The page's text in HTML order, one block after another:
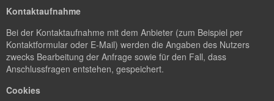
Kontaktaufnahme
Bei der Kontaktaufnahme mit dem Anbieter (zum Beispiel per
Kontaktformular oder E-Mail) werden die Angaben des Nutzers
zwecks Bearbeitung der Anfrage sowie für den Fall, dass
Anschlussfragen entstehen, gespeichert.
Cookies